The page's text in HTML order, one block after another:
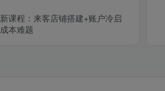
课程：来客店铺搭建+账户冷启
本难题